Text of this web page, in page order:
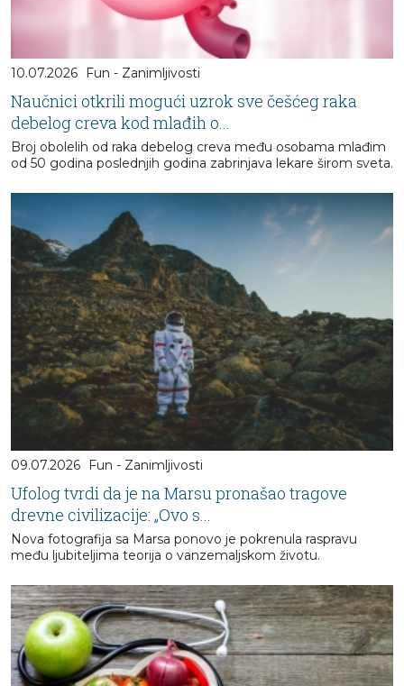
10.07.2026 Fun - Zanimljivosti
Naučnici otkrili mogući uzrok sve češćeg raka
debelog creva kod mlađih o...
Broj obolelih od raka debelog creva među osobama mlađim
od 50 godina poslednjih godina zabrinjava lekare širom sveta.
09.07.2026 Fun - Zanimljivosti
Ufolog tvrdi da je na Marsu pronašao tragove
drevne civilizacije: „Ovo s...
Nova fotografija sa Marsa ponovo je pokrenula raspravu
među ljubiteljima teorija o vanzemaljskom životu.